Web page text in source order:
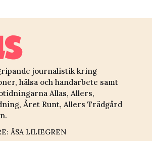
det som en
journalistik kring
hälsa och handarbete samt
Allas, Allers,
Året Runt, Allers Trädgård
ÅSA LILIEGREN